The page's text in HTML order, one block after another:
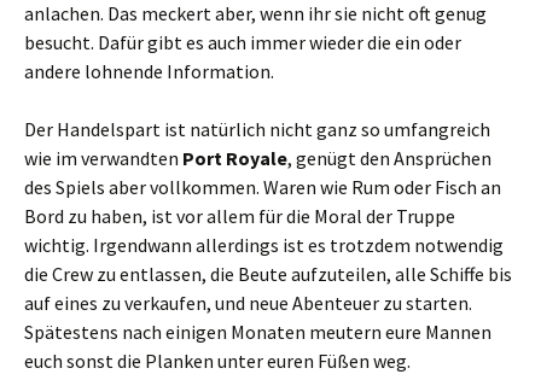
anlachen. Das meckert aber, wenn ihr sie nicht oft genug
besucht. Dafür gibt es auch immer wieder die ein oder
andere lohnende Information.
Der Handelspart ist natürlich nicht ganz so umfangreich
wie im verwandten Port Royale, genügt den Ansprüchen
des Spiels aber vollkommen. Waren wie Rum oder Fisch an
Bord zu haben, ist vor allem für die Moral der Truppe
wichtig. Irgendwann allerdings ist es trotzdem notwendig
die Crew zu entlassen, die Beute aufzuteilen, alle Schiffe bis
auf eines zu verkaufen, und neue Abenteuer zu starten.
Spätestens nach einigen Monaten meutern eure Mannen
euch sonst die Planken unter euren Füßen weg.